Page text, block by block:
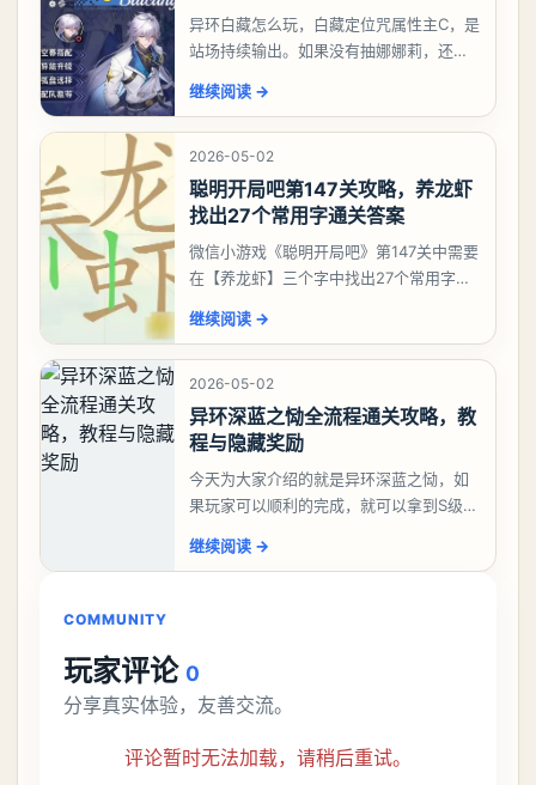
异环白藏怎么玩，白藏定位咒属性主C，是
站场持续输出。如果没有抽娜娜莉，还没
有娜娜莉缺另外一个二队C想打深渊也可以
考虑养个白藏
继续阅读 →
2026-05-02
聪明开局吧第147关攻略，养龙虾
找出27个常用字通关答案
微信小游戏《聪明开局吧》第147关中需要
在【养龙虾】三个字中找出27个常用字，
大、夫、夰、巾、中、虫、下、虾、卜、
囗、吓、卟、
继续阅读 →
2026-05-02
异环深蓝之恸全流程通关攻略，教
程与隐藏奖励
今天为大家介绍的就是异环深蓝之恸，如
果玩家可以顺利的完成，就可以拿到S级弧
比较高的，对于那些新手玩家并不建议直
继续阅读 →
COMMUNITY
玩家评论 0
分享真实体验，友善交流。
评论暂时无法加载，请稍后重试。